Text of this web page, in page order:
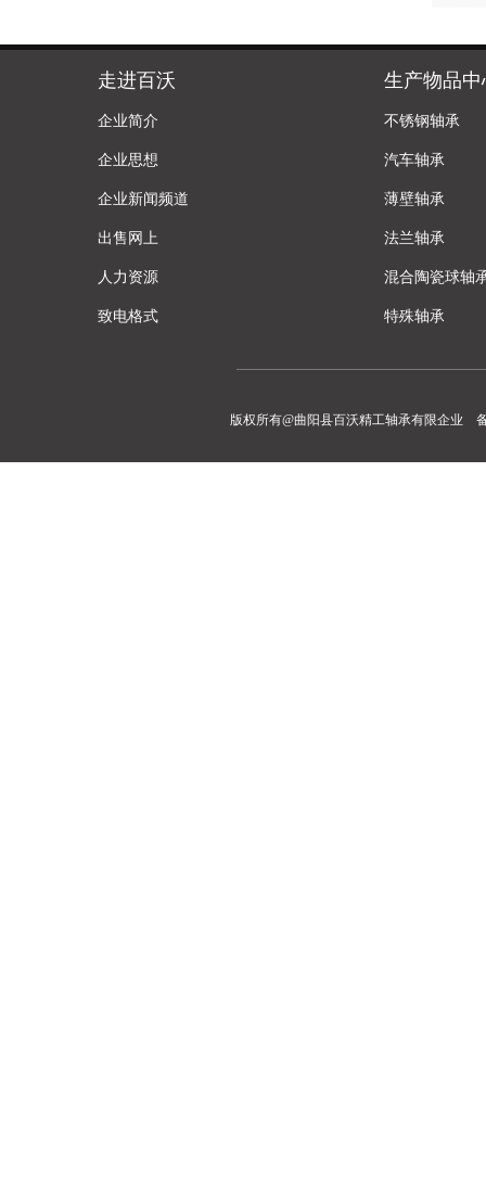
走进百沃
企业简介
企业思想
企业新闻频道
出售网上
人力资源
致电格式
生产物品中
不锈钢轴承
汽车轴承
薄壁轴承
法兰轴承
混合陶瓷球轴
特殊轴承
版权所有@曲阳县百沃精工轴承有限企业